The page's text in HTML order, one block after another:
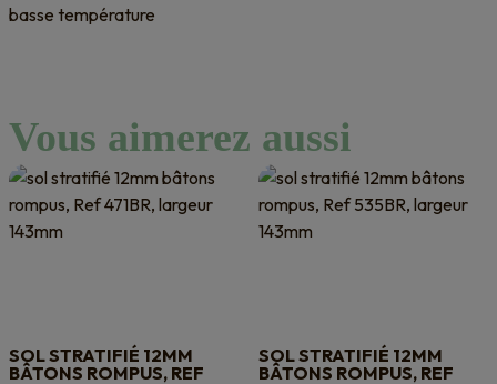
basse température
Vous aimerez aussi
SOL STRATIFIÉ 12MM
BÂTONS ROMPUS, REF
SOL STRATIFIÉ 12MM
BÂTONS ROMPUS, REF